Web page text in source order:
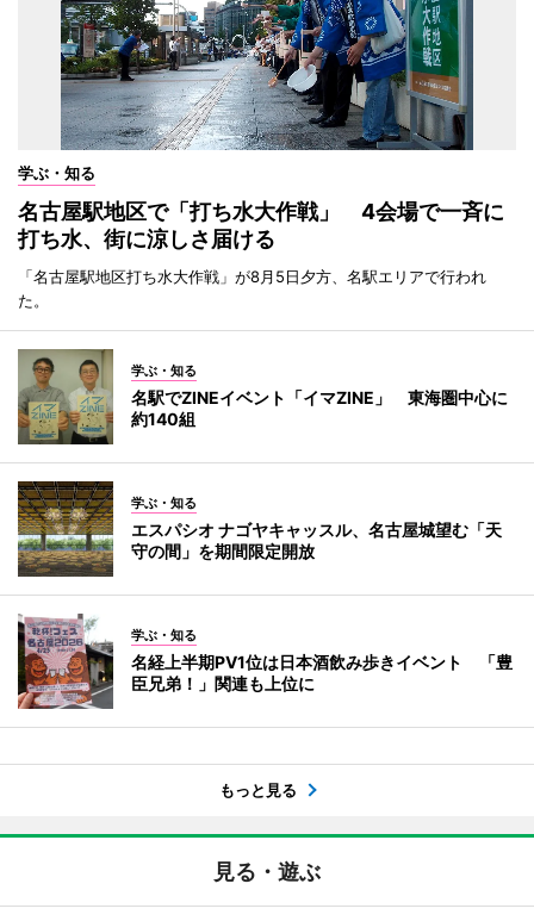
学ぶ・知る
名古屋駅地区で「打ち水大作戦」 4会場で一斉に
打ち水、街に涼しさ届ける
「名古屋駅地区打ち水大作戦」が8月5日夕方、名駅エリアで行われ
た。
学ぶ・知る
名駅でZINEイベント「イマZINE」 東海圏中心に
約140組
学ぶ・知る
エスパシオ ナゴヤキャッスル、名古屋城望む「天
守の間」を期間限定開放
学ぶ・知る
名経上半期PV1位は日本酒飲み歩きイベント 「豊
臣兄弟！」関連も上位に
もっと見る
見る・遊ぶ